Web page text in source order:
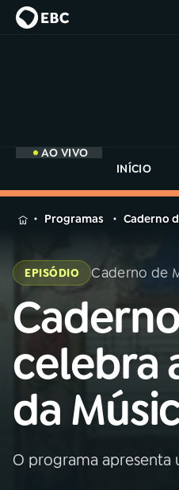
AO VIVO
INÍCIO
MENU
Buscar
na
Rádio
MEC
Início
01 INÍCIO
A RÁDIO
na
Rádio
Programas Caderno
EPISÓDIO Caderno de
celebra
da
O programa apresenta